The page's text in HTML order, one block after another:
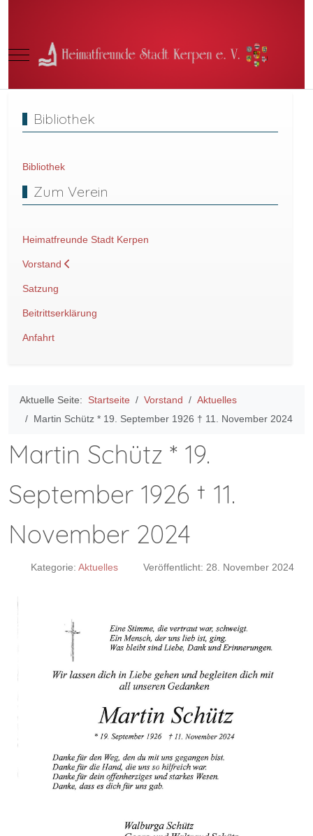
Mobile Menu Toggle
Bibliothek
Bibliothek
Zum Verein
Heimatfreunde Stadt Kerpen
Vorstand
Satzung
Beitrittserklärung
Anfahrt
Aktuelle Seite: Startseite Vorstand
Aktuelles
Martin Schütz * 19. September 1926 † 11. November 2024
Martin Schütz * 19.
September 1926 † 11.
November 2024
Kategorie: Aktuelles Veröffentlicht: 28. November 2024